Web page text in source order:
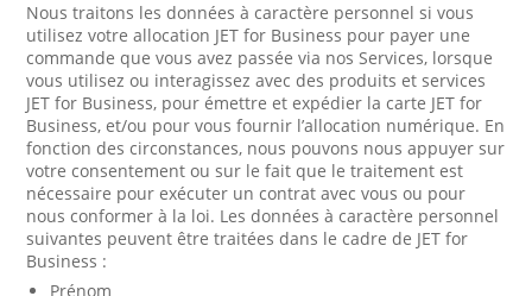
Nous traitons les données à caractère personnel si vous
utilisez votre allocation JET for Business pour payer une
commande que vous avez passée via nos Services, lorsque
vous utilisez ou interagissez avec des produits et services
JET for Business, pour émettre et expédier la carte JET for
Business, et/ou pour vous fournir l’allocation numérique. En
fonction des circonstances, nous pouvons nous appuyer sur
votre consentement ou sur le fait que le traitement est
nécessaire pour exécuter un contrat avec vous ou pour
nous conformer à la loi. Les données à caractère personnel
suivantes peuvent être traitées dans le cadre de JET for
Business :
Prénom